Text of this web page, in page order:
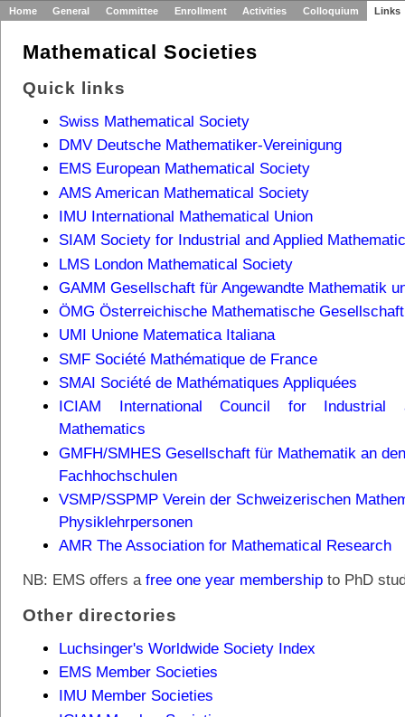
Home General Committee Enrollment Activities Colloquium Links
Mathematical Societies
Quick links
Swiss Mathematical Society
DMV Deutsche Mathematiker-Vereinigung
EMS European Mathematical Society
AMS American Mathematical Society
IMU International Mathematical Union
SIAM Society for Industrial and Applied
LMS London Mathematical Society
GAMM Gesellschaft für Angewandte Mathematik
ÖMG Österreichische Mathematische Gesellschaft
UMI Unione Matematica Italiana
SMF Société Mathématique de France
SMAI Société de Mathématiques Appliquées
ICIAM International Council for Industrial
Mathematics
GMFH/SMHES Gesellschaft für Mathematik an
Fachhochschulen
VSMP/SSPMP Verein der Schweizerischen
Physiklehrpersonen
AMR The Association for Mathematical Research
NB: EMS offers a free one year membership to PhD
Other directories
Luchsinger's Worldwide Society Index
EMS Member Societies
IMU Member Societies